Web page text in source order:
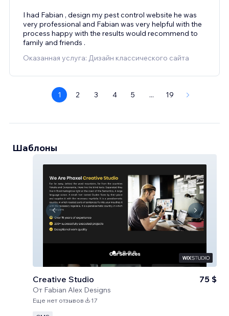
I had Fabian , design my pest control website he was
very professional and Fabian was very helpful with the
process happy with the results would recommend to
family and friends .
Оказанная услуга: Дизайн классического сайта
1 2 3 4 5 ... 19
Шаблоны
Creative Studio
От Fabian Alex Designs
75 $
Еще нет отзывов 17